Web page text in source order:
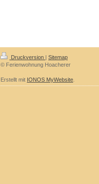
Druckversion | Sitemap
© Ferienwohnung Hoacherer
Erstellt mit IONOS MyWebsite